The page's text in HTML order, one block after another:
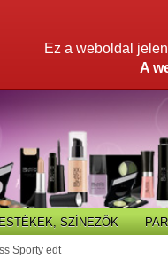
Ez a weboldal
A
SZÍNEZŐK
Sporty edt